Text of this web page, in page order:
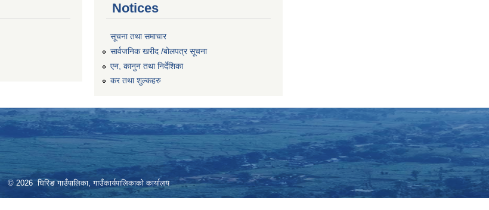
Notices
सूचना तथा समाचार
सार्वजनिक खरीद /बोलपत्र सूचना
एन, कानुन तथा निर्देशिका
कर तथा शुल्कहरु
© 2026 घिरिङ गाउँपालिका, गाउँकार्यपालिकाको कार्यालय